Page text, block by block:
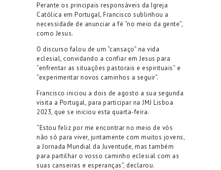
Perante os principais responsáveis da Igreja
Católica em Portugal, Francisco sublinhou a
necessidade de anunciar a fé “no meio da gente”,
como Jesus.
O discurso falou de um “cansaço” na vida
eclesial, convidando a confiar em Jesus para
“enfrentar as situações pastorais e espirituais” e
“experimentar novos caminhos a seguir”.
Francisco iniciou a dois de agosto a sua segunda
visita a Portugal, para participar na JMJ Lisboa
2023, que se iniciou esta quarta-feira.
“Estou feliz por me encontrar no meio de vós
não só para viver, juntamente com muitos jovens,
a Jornada Mundial da Juventude, mas também
para partilhar o vosso caminho eclesial com as
suas canseiras e esperanças”, declarou.